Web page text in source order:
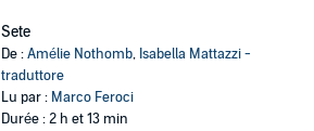
Sete
De :Amélie Nothomb, Isabella Mattazzi -
traduttore
Lu par : Marco Feroci
Durée : 2 h et 13 min